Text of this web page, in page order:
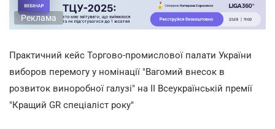
Реклама
Практичний кейс Торгово-промислової палати України
виборов перемогу у номінації "Вагомий внесок в
розвиток виноробної галузі" на ІІ Всеукраїнській премії
"Кращий GR спеціаліст року"